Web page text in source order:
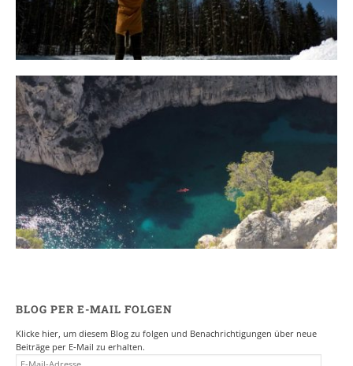
Ein Campervan Roadtrip durch die
BLOG PER E-MAIL FOLGEN
Klicke hier, um diesem Blog zu folgen und Benachrichtigungen über neue
Beiträge per E-Mail zu erhalten.
E-